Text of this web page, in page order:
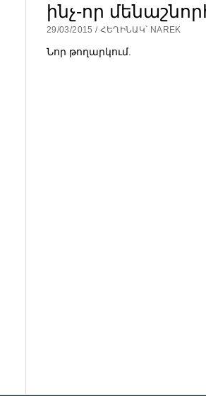
ինչ-որ
29/03/2015 / ՀԵՂԻՆԱԿ՝ NAREK
Նոր թողարկում.